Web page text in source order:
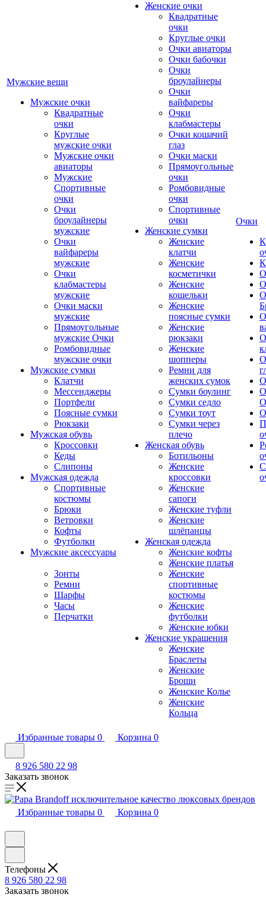
Мужские вещи
Мужские очки
Квадратные
очки
Круглые
мужские очки
Мужские очки
авиаторы
Мужские
Спортивные
очки
Очки
броулайнеры
мужские
Очки
вайфареры
мужские
Очки
клабмастеры
мужские
Очки маски
мужские
Прямоугольные
мужские Очки
Ромбовидные
мужские очки
Мужские сумки
Клатчи
Мессенджеры
Портфели
Поясные сумки
Рюкзаки
Мужская обувь
Кроссовки
Кеды
Слипоны
Мужская одежда
Спортивные
костюмы
Брюки
Ветровки
Кофты
Футболки
Мужские аксессуары
Зонты
Ремни
Шарфы
Часы
Перчатки
Женские очки
Квадратные
очки
Круглые очки
Очки авиаторы
Очки бабочки
Очки
броулайнеры
Очки
вайфареры
Очки
клабмастеры
Очки кошачий
глаз
Очки маски
Прямоугольные
очки
Ромбовидные
очки
Спортивные
очки
Женские сумки
Женские
клатчи
Женские
косметички
Женские
кошельки
Женские
поясные сумки
Женские
рюкзаки
Женские
шопперы
Ремни для
женских сумок
Сумки боулинг
Сумки седло
Сумки тоут
Сумки через
плечо
Женская обувь
Ботильоны
Женские
кроссовки
Женские
сапоги
Женские туфли
Женские
шлёпанцы
Женская одежда
Женские кофты
Женские платья
Женские
спортивные
костюмы
Женские
футболки
Женские юбки
Женские украшения
Женские
Браслеты
Женские
Броши
Женские Колье
Женские
Кольца
Очки
Избранные товары 0 Корзина 0
8 926 580 22 98
Заказать звонок
Избранные товары 0 Корзина 0
Телефоны
8 926 580 22 98
Заказать звонок